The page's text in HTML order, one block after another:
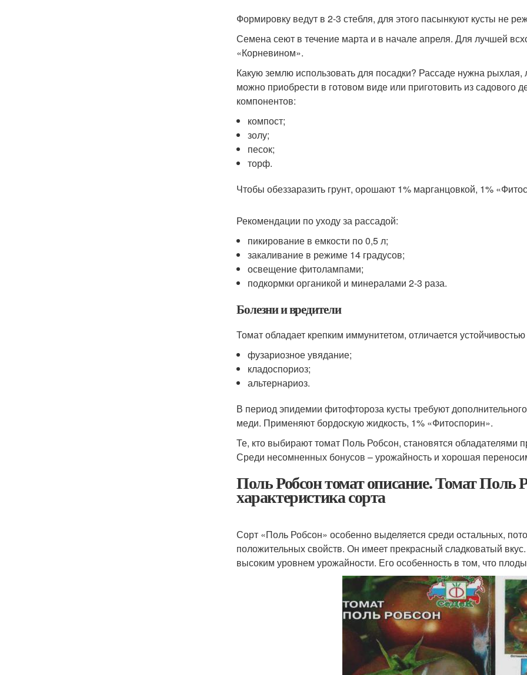
Формировку ведут в 2-3 стебля, для этого пасынкуют кусты не
Семена сеют в течение марта и в начале апреля. Для лучшей
«Корневином».
Какую землю использовать для посадки? Рассаде нужна рыхлая,
можно приобрести в готовом виде или приготовить из садового
компонентов:
компост;
золу;
песок;
торф.
Чтобы обеззаразить грунт, орошают 1% марганцовкой, 1%
Рекомендации по уходу за рассадой:
пикирование в емкости по 0,5 л;
закаливание в режиме 14 градусов;
освещение фитолампами;
подкормки органикой и минералами 2-3 раза.
Болезни и вредители
Томат обладает крепким иммунитетом, отличается
фузариозное увядание;
кладоспориоз;
альтернариоз.
В период эпидемии фитофтороза кусты требуют
меди. Применяют бордоскую жидкость, 1% «Фитоспорин».
Те, кто выбирают томат Поль Робсон, становятся обладателями
Среди несомненных бонусов – урожайность и хорошая
Поль Робсон томат описание. Томат Поль
характеристика сорта
Сорт «Поль Робсон» особенно выделяется среди остальных,
положительных свойств. Он имеет прекрасный сладковатый
высоким уровнем урожайности. Его особенность в том, что